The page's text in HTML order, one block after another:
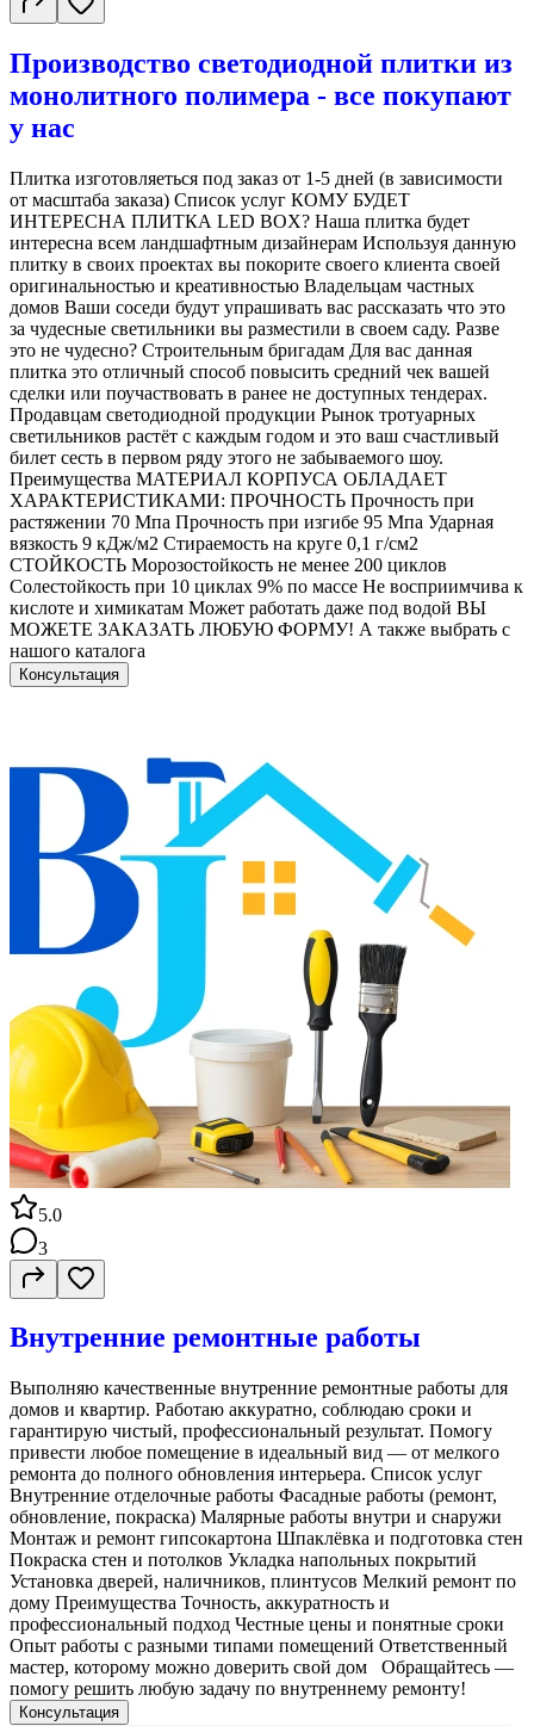
Производство светодиодной плитки из
монолитного полимера - все покупают
у нас
Плитка изготовляеться под заказ от 1-5 дней (в зависимости
от масштаба заказа) Список услуг КОМУ БУДЕТ
ИНТЕРЕСНА ПЛИТКА LED BOX? Наша плитка будет
интересна всем ландшафтным дизайнерам Используя данную
плитку в своих проектах вы покорите своего клиента своей
оригинальностью и креативностью Владельцам частных
домов Ваши соседи будут упрашивать вас рассказать что это
за чудесные светильники вы разместили в своем саду. Разве
это не чудесно? Строительным бригадам Для вас данная
плитка это отличный способ повысить средний чек вашей
сделки или поучаствовать в ранее не доступных тендерах.
Продавцам светодиодной продукции Рынок тротуарных
светильников растёт с каждым годом и это ваш счастливый
билет сесть в первом ряду этого не забываемого шоу.
Преимущества МАТЕРИАЛ КОРПУСА ОБЛАДАЕТ
ХАРАКТЕРИСТИКАМИ: ПРОЧНОСТЬ Прочность при
растяжении 70 Мпа Прочность при изгибе 95 Мпа Ударная
вязкость 9 кДж/м2 Cтираемость на круге 0,1 г/см2
СТОЙКОСТЬ Морозостойкость не менее 200 циклов
Солестойкость при 10 циклах 9% по массе Не восприимчива к
кислоте и химикатам Может работать даже под водой ВЫ
МОЖЕТЕ ЗАКАЗАТЬ ЛЮБУЮ ФОРМУ! А также выбрать с
нашого каталога
Консультация
5.0
3
Внутренние ремонтные работы
Выполняю качественные внутренние ремонтные работы для
домов и квартир. Работаю аккуратно, соблюдаю сроки и
гарантирую чистый, профессиональный результат. Помогу
привести любое помещение в идеальный вид — от мелкого
ремонта до полного обновления интерьера. Список услуг
Внутренние отделочные работы Фасадные работы (ремонт,
обновление, покраска) Малярные работы внутри и снаружи
Монтаж и ремонт гипсокартона Шпаклёвка и подготовка стен
Покраска стен и потолков Укладка напольных покрытий
Установка дверей, наличников, плинтусов Мелкий ремонт по
дому Преимущества Точность, аккуратность и
профессиональный подход Честные цены и понятные сроки
Опыт работы с разными типами помещений Ответственный
мастер, которому можно доверить свой дом Обращайтесь —
помогу решить любую задачу по внутреннему ремонту!
Консультация